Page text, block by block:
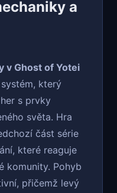
a
v Ghost of Yotei
který
s prvky
světa. Hra
část série
které reaguje
komunity. Pohyb
přičemž levý